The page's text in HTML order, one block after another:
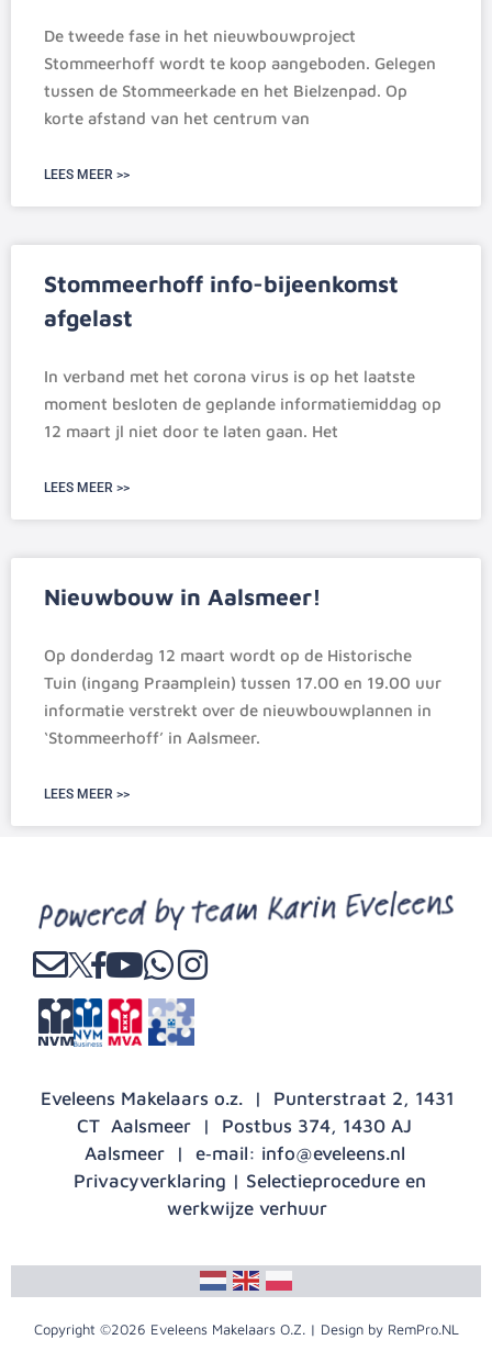
De tweede fase in het nieuwbouwproject
Stommeerhoff wordt te koop aangeboden. Gelegen
tussen de Stommeerkade en het Bielzenpad. Op
korte afstand van het centrum van
LEES MEER >>
Stommeerhoff info-bijeenkomst
afgelast
In verband met het corona virus is op het laatste
moment besloten de geplande informatiemiddag op
12 maart jl niet door te laten gaan. Het
LEES MEER >>
Nieuwbouw in Aalsmeer!
Op donderdag 12 maart wordt op de Historische
Tuin (ingang Praamplein) tussen 17.00 en 19.00 uur
informatie verstrekt over de nieuwbouwplannen in
‘Stommeerhoff’ in Aalsmeer.
LEES MEER >>
Eveleens Makelaars o.z. | Punterstraat 2, 1431
CT Aalsmeer | Postbus 374, 1430 AJ
Aalsmeer | e‑mail: info@eveleens.nl
Privacyverklaring | Selectieprocedure en
werkwijze verhuur
Copyright ©2026 Eveleens Makelaars O.Z. | Design by RemPro.NL